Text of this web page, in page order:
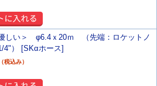
しい＞ φ6.4ｘ20ｍ （先端：ロケットノ
4"） [SKαホース]
（税込み）